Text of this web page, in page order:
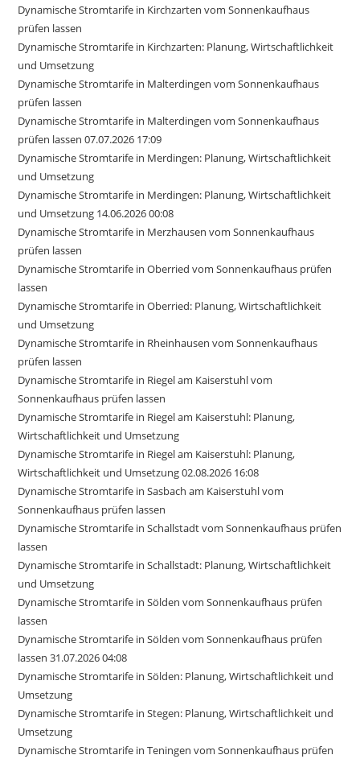
Dynamische Stromtarife in Kirchzarten vom Sonnenkaufhaus
prüfen lassen
Dynamische Stromtarife in Kirchzarten: Planung, Wirtschaftlichkeit
und Umsetzung
Dynamische Stromtarife in Malterdingen vom Sonnenkaufhaus
prüfen lassen
Dynamische Stromtarife in Malterdingen vom Sonnenkaufhaus
prüfen lassen 07.07.2026 17:09
Dynamische Stromtarife in Merdingen: Planung, Wirtschaftlichkeit
und Umsetzung
Dynamische Stromtarife in Merdingen: Planung, Wirtschaftlichkeit
und Umsetzung 14.06.2026 00:08
Dynamische Stromtarife in Merzhausen vom Sonnenkaufhaus
prüfen lassen
Dynamische Stromtarife in Oberried vom Sonnenkaufhaus prüfen
lassen
Dynamische Stromtarife in Oberried: Planung, Wirtschaftlichkeit
und Umsetzung
Dynamische Stromtarife in Rheinhausen vom Sonnenkaufhaus
prüfen lassen
Dynamische Stromtarife in Riegel am Kaiserstuhl vom
Sonnenkaufhaus prüfen lassen
Dynamische Stromtarife in Riegel am Kaiserstuhl: Planung,
Wirtschaftlichkeit und Umsetzung
Dynamische Stromtarife in Riegel am Kaiserstuhl: Planung,
Wirtschaftlichkeit und Umsetzung 02.08.2026 16:08
Dynamische Stromtarife in Sasbach am Kaiserstuhl vom
Sonnenkaufhaus prüfen lassen
Dynamische Stromtarife in Schallstadt vom Sonnenkaufhaus prüfen
lassen
Dynamische Stromtarife in Schallstadt: Planung, Wirtschaftlichkeit
und Umsetzung
Dynamische Stromtarife in Sölden vom Sonnenkaufhaus prüfen
lassen
Dynamische Stromtarife in Sölden vom Sonnenkaufhaus prüfen
lassen 31.07.2026 04:08
Dynamische Stromtarife in Sölden: Planung, Wirtschaftlichkeit und
Umsetzung
Dynamische Stromtarife in Stegen: Planung, Wirtschaftlichkeit und
Umsetzung
Dynamische Stromtarife in Teningen vom Sonnenkaufhaus prüfen